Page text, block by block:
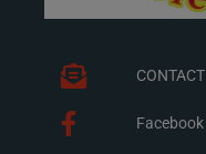
CONTACT
Facebook